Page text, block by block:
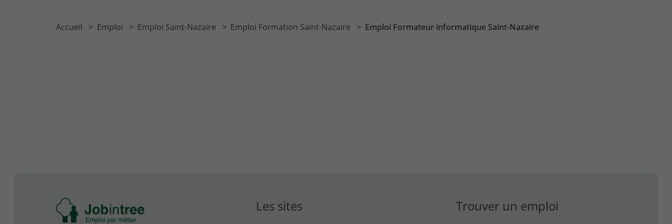
Accueil Emploi Emploi Saint-Nazaire Emploi Formation Saint-Nazaire Emploi Formateur informatique Saint-Nazaire
Se
rendre
Les sites Trouver un emploi